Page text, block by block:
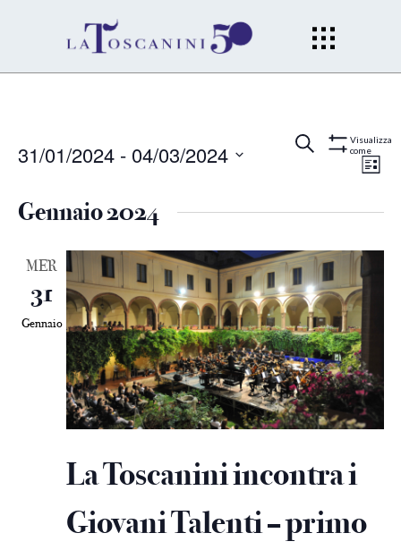
Eventi
e
viste
Cerca
Mostra
Visualizza
comeLista
31/01/2024 - 04/03/2024
la
data.
Gennaio 2024
MER
31
Gennaio
La Toscanini incontra i
Giovani Talenti – primo